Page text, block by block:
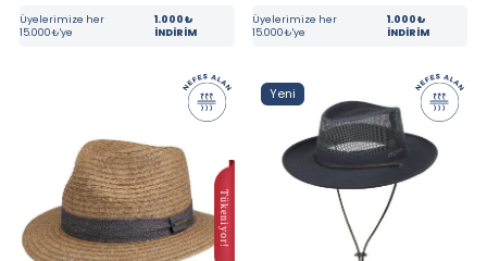
MARKA
Bej
Gri
Üyelerimize her
15.000₺'ye
1.000₺
İNDİRİM
Üyelerimize her
15.000₺'ye
1.000₺
İNDİRİM
Yeni